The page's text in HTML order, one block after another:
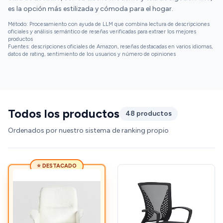
es la opción más estilizada y cómoda para el hogar.
Método: Procesamiento con ayuda de LLM que combina lectura de descripciones
oficiales y análisis semántico de reseñas verificadas para extraer los mejores
productos
Fuentes: descripciones oficiales de Amazon, reseñas destacadas en varios idiomas,
datos de rating, sentimiento de los usuarios y número de opiniones
Todos los productos
48 productos
Ordenados por nuestro sistema de ranking propio
⭐ DESTACADO